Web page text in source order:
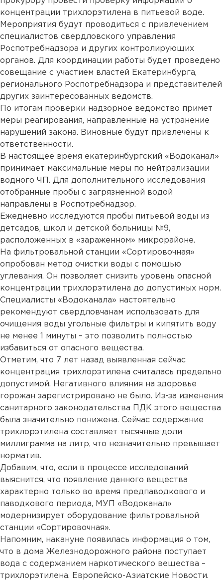
концентрации трихлорэтилена в питьевой воде.
Мероприятия будут проводиться с привлечением
специалистов свердловского управления
Роспотребнадзора и других контролирующих
органов. Для координации работы будет проведено
совещание с участием властей Екатеринбурга,
регионального Роспотребнадзора и представителей
других заинтересованных ведомств.
По итогам проверки надзорное ведомство примет
меры реагирования, направленные на устранение
нарушений закона. Виновные будут привлечены к
ответственности.
В настоящее время екатеринбургский «Водоканал»
принимает максимальные меры по нейтрализации
водного ЧП. Для дополнительного исследования
отобранные пробы с загрязненной водой
направлены в Роспотребнадзор.
Ежедневно исследуются пробы питьевой воды из
детсадов, школ и детской больницы №9,
расположенных в «зараженном» микрорайоне.
На фильтровальной станции «Сортировочная»
опробован метод очистки воды с помощью
углевания. Он позволяет снизить уровень опасной
концентрации трихлорэтилена до допустимых норм.
Специалисты «Водоканала» настоятельно
рекомендуют свердловчанам использовать для
очищения воды угольные фильтры и кипятить воду
не менее 1 минуты – это позволить полностью
избавиться от опасного вещества.
Отметим, что 7 лет назад выявленная сейчас
концентрация трихлорэтилена считалась предельно
допустимой. Негативного влияния на здоровье
горожан зарегистрировано не было. Из-за изменения
санитарного законодательства ПДК этого вещества
была значительно понижена. Сейчас содержание
трихлорэтилена составляет тысячные доли
миллиграмма на литр, что незначительно превышает
норматив.
Добавим, что, если в процессе исследований
выяснится, что появление данного вещества
характерно только во время предпаводкового и
паводкового периода, МУП «Водоканал»
модернизирует оборудование фильтровальной
станции «Сортировочная».
Напомним, накануне появилась информация о том,
что в дома Железнодорожного района поступает
вода с содержанием наркотического вещества –
трихлорэтилена. Европейско-Азиатские Новости.